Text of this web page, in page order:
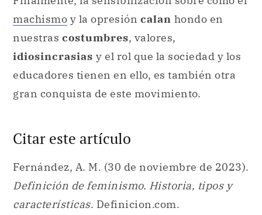
machismo y la opresión calan hondo en
nuestras costumbres, valores,
idiosincrasias y el rol que la sociedad y los
educadores tienen en ello, es también otra
gran conquista de este movimiento.
Citar este artículo
Fernández, A. M. (30 de noviembre de 2023).
Definición de feminismo. Historia, tipos y
características. Definicion.com.